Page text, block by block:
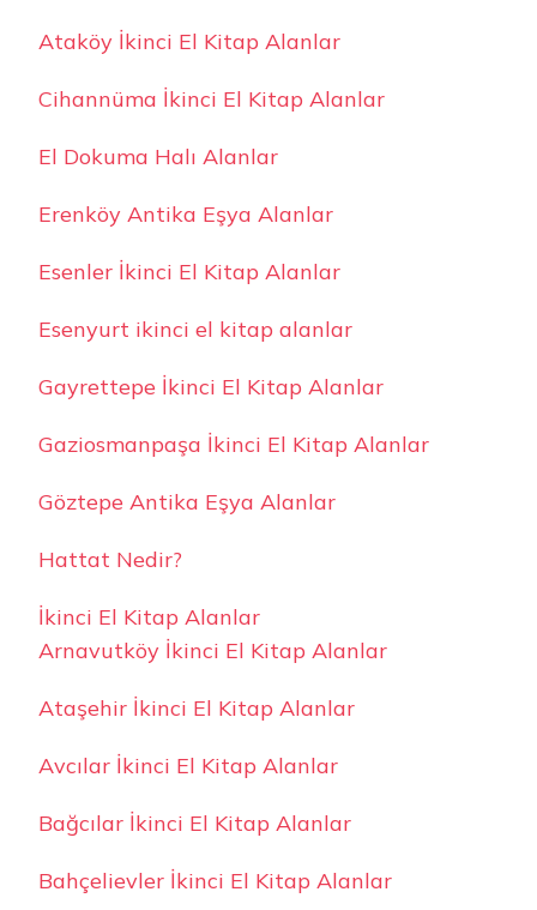
Ataköy İkinci El Kitap Alanlar
Cihannüma İkinci El Kitap Alanlar
El Dokuma Halı Alanlar
Erenköy Antika Eşya Alanlar
Esenler İkinci El Kitap Alanlar
Esenyurt ikinci el kitap alanlar
Gayrettepe İkinci El Kitap Alanlar
Gaziosmanpaşa İkinci El Kitap Alanlar
Göztepe Antika Eşya Alanlar
Hattat Nedir?
İkinci El Kitap Alanlar
Arnavutköy İkinci El Kitap Alanlar
Ataşehir İkinci El Kitap Alanlar
Avcılar İkinci El Kitap Alanlar
Bağcılar İkinci El Kitap Alanlar
Bahçelievler İkinci El Kitap Alanlar